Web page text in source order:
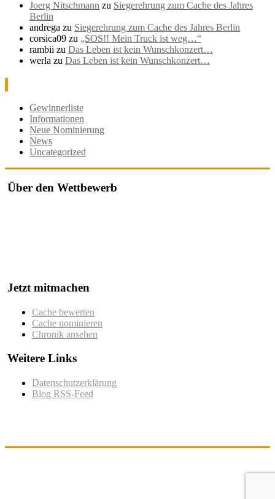
Joerg Nitschmann zu Siegerehrung zum Cache des Jahres
Berlin
andrega zu Siegerehrung zum Cache des Jahres Berlin
corsica09 zu „SOS!! Mein Truck ist weg…“
rambii zu Das Leben ist kein Wunschkonzert…
werla zu Das Leben ist kein Wunschkonzert…
Gewinnerliste
Informationen
Neue Nominierung
News
Uncategorized
Über den Wettbewerb
Jetzt mitmachen
Cache bewerten
Cache nominieren
Chronik ansehen
Weitere Links
Datenschutzerklärung
Blog RSS-Feed